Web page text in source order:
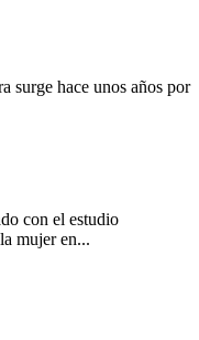
surge hace unos años por
con el estudio
mujer en...